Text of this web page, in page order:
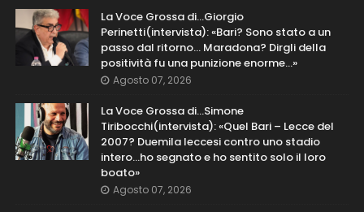
La Voce Grossa di…Giorgio
Perinetti(intervista): «Bari? Sono stato a un
passo dal ritorno... Maradona? Dirgli della
positività fu una punizione enorme…»
Agosto 07, 2026
La Voce Grossa di…Simone
Tiribocchi(intervista): «Quel Bari – Lecce del
2007? Duemila leccesi contro uno stadio
intero...ho segnato e ho sentito solo il loro
boato»
Agosto 07, 2026